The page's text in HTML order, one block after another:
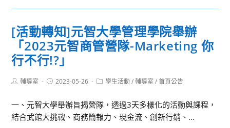
與
域
發
展
系
學
會
轉
國
立
政
治
大
中
國
[活動轉知]元智大學管理學院舉辦
「2023元智商管營隊-Marketing 你
行不行!?」
Post輔導室
Post2023-05-26
Post學生活動 / 輔導室 / 首頁公告
一、元智大學舉辦旨揭營隊，透過3天多樣化的活動與課程，
結合武館大挑戰、商務簡報力、現金流、創新行銷、...